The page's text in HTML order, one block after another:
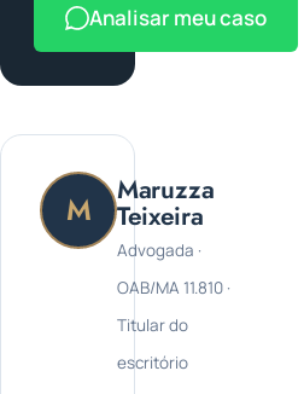
Analisar meu caso
M Maruzza
Teixeira
Advogada ·
OAB/MA 11.810 ·
Titular do
escritório